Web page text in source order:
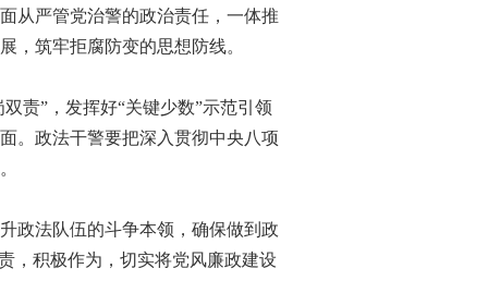
从严管党治警的政治责任，一体推
，筑牢拒腐防变的思想防线。
责”，发挥好“关键少数”示范引领
。政法干警要把深入贯彻中央八项
法队伍的斗争本领，确保做到政
，积极作为，切实将党风廉政建设